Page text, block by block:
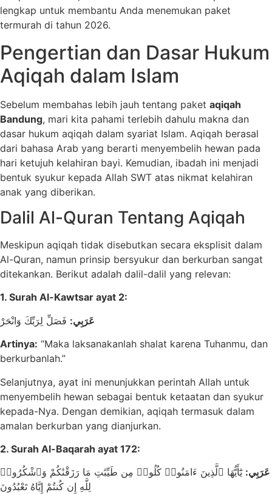
lengkap untuk membantu Anda menemukan paket
termurah di tahun 2026.
Pengertian dan Dasar Hukum
Aqiqah dalam Islam
Sebelum membahas lebih jauh tentang paket aqiqah
Bandung, mari kita pahami terlebih dahulu makna dan
dasar hukum aqiqah dalam syariat Islam. Aqiqah berasal
dari bahasa Arab yang berarti menyembelih hewan pada
hari ketujuh kelahiran bayi. Kemudian, ibadah ini menjadi
bentuk syukur kepada Allah SWT atas nikmat kelahiran
anak yang diberikan.
Dalil Al-Quran Tentang Aqiqah
Meskipun aqiqah tidak disebutkan secara eksplisit dalam
Al-Quran, namun prinsip bersyukur dan berkurban sangat
ditekankan. Berikut adalah dalil-dalil yang relevan:
1. Surah Al-Kawtsar ayat 2:
عَرَبِي: فَصَلِّ لِرَبِّكَ وَانْحَرْ
Artinya: “Maka laksanakanlah shalat karena Tuhanmu, dan
berkurbanlah.”
Selanjutnya, ayat ini menunjukkan perintah Allah untuk
menyembelih hewan sebagai bentuk ketaatan dan syukur
kepada-Nya. Dengan demikian, aqiqah termasuk dalam
amalan berkurban yang dianjurkan.
2. Surah Al-Baqarah ayat 172:
عَرَبِي: يَٰٓأَيُّهَا ٱلَّذِينَ ءَامَنُوا۟ كُلُوا۟ مِن طَيِّبَٰتِ مَا رَزَقْنَٰكُمْ وَٱشْكُرُوا۟
لِلَّهِ إِن كُنتُمْ إِيَّاهُ تَعْبُدُونَ